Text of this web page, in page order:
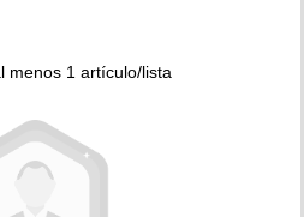
menos 1 artículo/lista